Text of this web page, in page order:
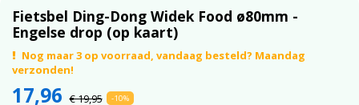
Fietsbel Ding-Dong Widek Food ø80mm -
Engelse drop (op kaart)
Nog maar 3 op voorraad, vandaag besteld? Maandag
verzonden!
17,96 € 19,95 -10%